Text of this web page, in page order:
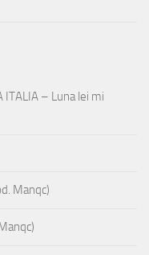
ITALIA – Luna lei mi
Manqc)